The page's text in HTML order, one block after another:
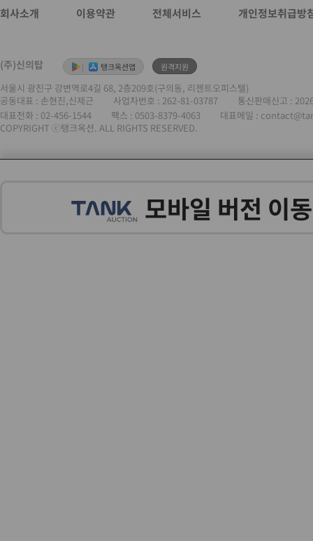
회사소개 이용약관 전체서비스 개인정보취급방
(주)신의탑 | 탱크옥션앱 원격지원
서울시 광진구 강변역로4길 68, 2층209호(구의동, 리젠트오피스텔)
공동대표 : 손현진,신제근
사업자번호 : 262-81-03787
통신판매신고 :
대표전화 : 02-456-1544 팩스 : 0503-8379-4063
대표메일 :
COPYRIGHT ⓒ탱크옥션. ALL RIGHTS RESERVED.
모바일 버전 이동